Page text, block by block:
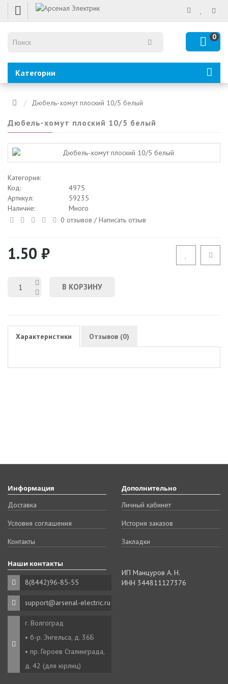
0
Категории
Дюбель-хомут плоский 10/5 белый
Дюбель-хомут плоский 10/5 белый
Категория:
Код:
4975
Артикул:
59235
Наличие:
Много
0 отзывов /Написать отзыв
1.50 ₽
В КОРЗИНУ
Характеристики Отзывов (0)
Информация
Доставка
Условия соглашения
Контакты
Дополнительно
Личный кабинет
История заказов
Закладки
Наши контакты
8(8442)96-85-55
support@arsenal-electric.ru
г. Волгоград
• б-р. Энгельса, д. 36Б
• пр. Героев Сталинграда,
д. 42 (для юрлиц)
ИП Манцуров А. Н.
ИНН 344811127376